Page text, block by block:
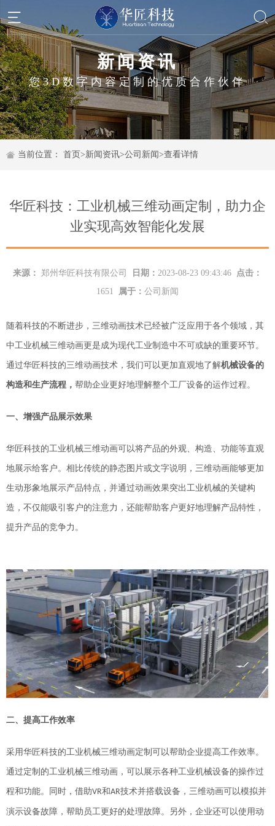
新闻资讯
您3D数字内容定制的优质合作伙伴
当前位置： 首页>新闻资讯>公司新闻>查看详情
华匠科技：工业机械三维动画定制，助力企
业实现高效智能化发展
来源： 郑州华匠科技有限公司 日期： 2023-08-23 09:43:46
点击：
1651
属于： 公司新闻
随着科技的不断进步，三维动画技术已经被广泛应用于各个领域，其
中工业机械三维动画更是成为现代工业制造中不可或缺的重要环节。
通过华匠科技的三维动画技术，我们可以更加直观地了解机械设备的
构造和生产流程， 帮助企业更好地理解整个工厂设备的运作过程。
一、增强产品展示效果
华匠科技的工业机械三维动画可以将产品的外观、构造、功能等直观
地展示给客户。相比传统的静态图片或文字说明，三维动画能够更加
生动形象地展示产品特点，并通过动画效果突出 工业机械的关键构
造，不仅能吸引客户的注意力，还能帮助客户更好地理解产品特性，
提升产品的竞争力。
二、提高工作效率
采用华匠科技的工业机械三维动画定制可以帮助企业提高工作效率。
通过定制的工业机械三维动画，可以展示各种工业机械设备的操作过
程和功能。 同时，借助VR和AR技术并搭载设备， 三维动画可以模拟并
演示设备故障，帮助员工更好的处理故障。另外，企业还可以使用动